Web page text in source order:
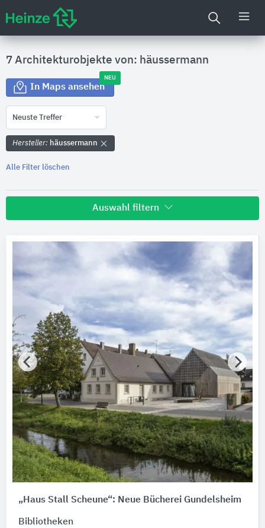
7 Architekturobjekte von: häussermann
In Maps ansehen
NEU
Neuste Treffer
Hersteller: häussermann
Alle Filter löschen
Auswahl filtern
Bundesland
Bitte auswählen
AWARD Jahr
Bitte auswählen
AWARD Typ
Bitte auswählen
AWARD Auszeichnung
Bitte auswählen
Hersteller
häussermann
„Haus Stall Scheune“: Neue Bücherei Gundelsheim
Bibliotheken